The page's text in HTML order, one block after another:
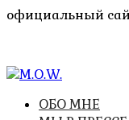
Перейти
официальный
высочайшее
ОБО МНЕ